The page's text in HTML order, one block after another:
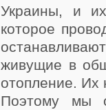
Украины, и
которое
живущие в
отопление. Их
Поэтому мы